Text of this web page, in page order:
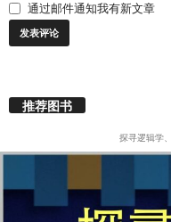
通过邮件通知我有新文章
推荐图书
探寻逻辑学